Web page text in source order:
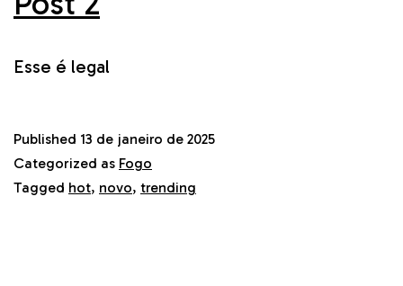
Esse é legal
Published 13 de janeiro de 2025
Categorized as Fogo
Tagged hot, novo, trending